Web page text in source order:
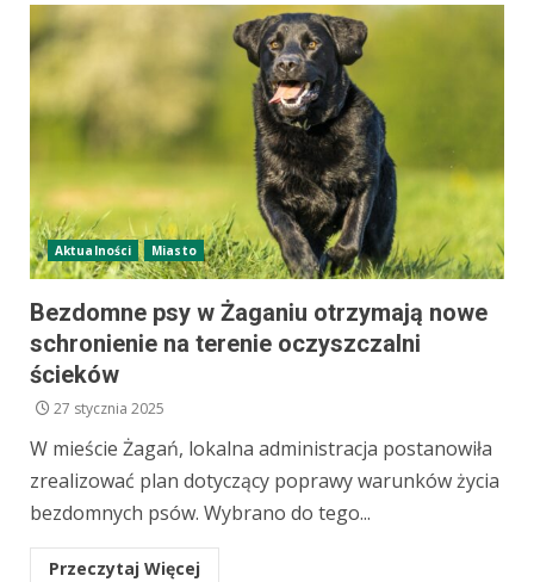
Aktualności Miasto
Bezdomne psy w Żaganiu otrzymają nowe
schronienie na terenie oczyszczalni
ścieków
27 stycznia 2025
W mieście Żagań, lokalna administracja postanowiła
zrealizować plan dotyczący poprawy warunków życia
bezdomnych psów. Wybrano do tego...
Przeczytaj Więcej